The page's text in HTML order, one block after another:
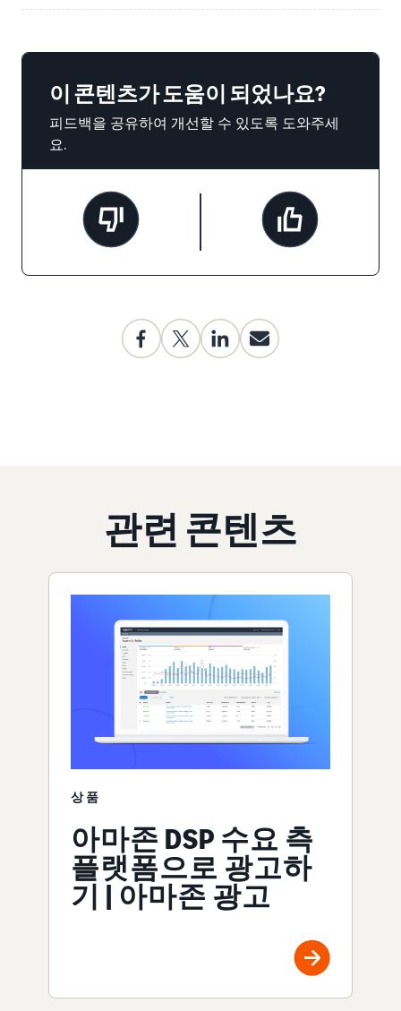
이 콘텐츠가 도움이 되었나요?
피드백을 공유하여 개선할 수 있도록 도와주세
요.
관련 콘텐츠
상품
아마존 DSP 수요 측
플랫폼으로 광고하
기 | 아마존 광고